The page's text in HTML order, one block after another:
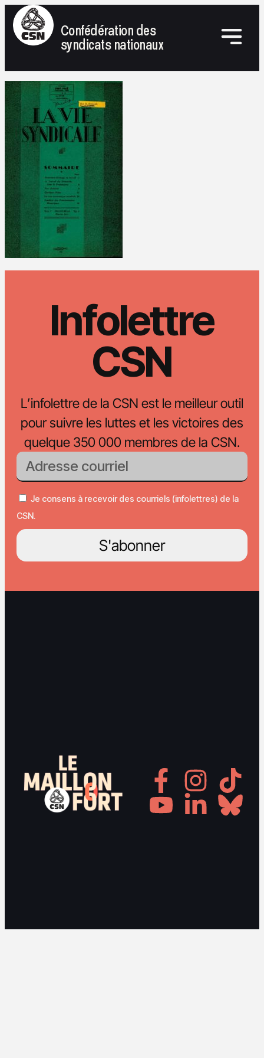
Confédération des
syndicats nationaux
Infolettre
CSN
L’infolettre de la CSN est le meilleur outil
pour suivre les luttes et les victoires des
quelque 350 000 membres de la CSN.
Je consens à recevoir des courriels (infolettres) de la
CSN.
S'abonner